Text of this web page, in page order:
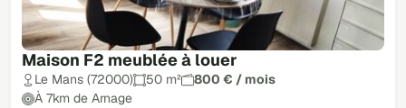
Maison F2 meublée à louer
Le Mans (72000) 50 m²
800 € / mois
À 7km de Arnage